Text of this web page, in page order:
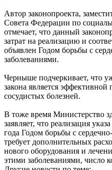
Автор законопроекта,
Совета Федерации по
отмечает, что данный
затрат на реализацию и
объявлен Годом борьбы с
заболеваниями.
Черныше подчеркивает, что
закона является
сосудистых болезней.
В тоже время Министерство
заявляет, что реализация
года Годом борьбы с
требует дополнительных
нового оборудования и
этими заболеваниями, число